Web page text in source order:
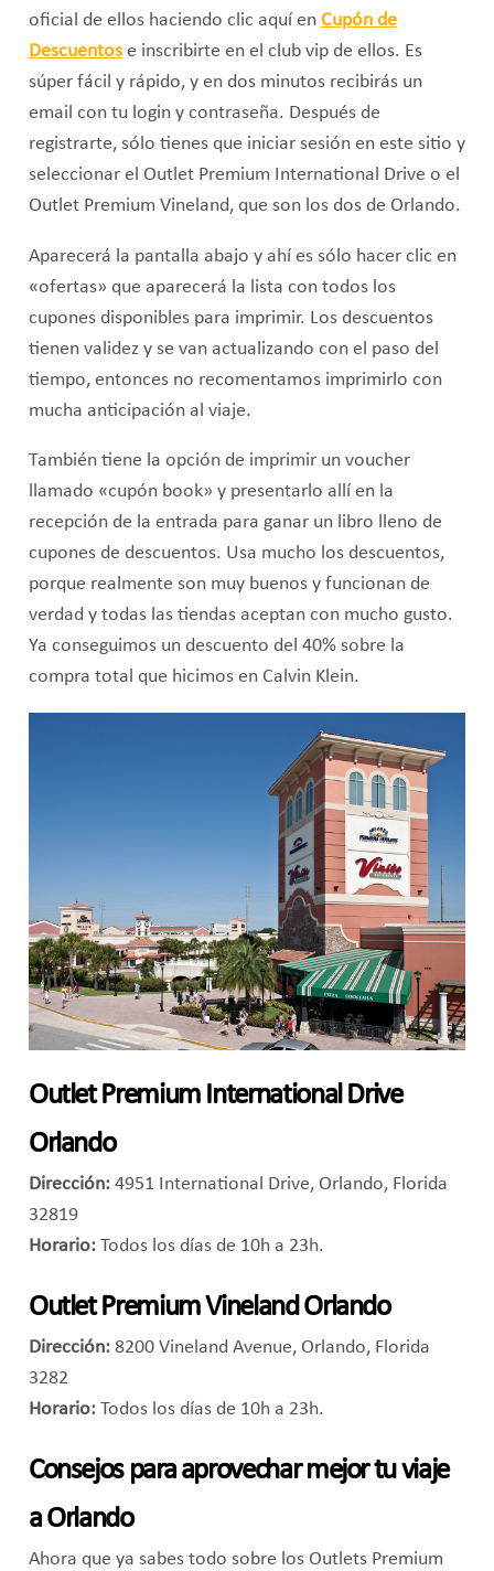
oficial de ellos haciendo clic aquí en Cupón de
Descuentose inscribirte en el club vip de ellos. Es
súper fácil y rápido, y en dos minutos recibirás un
email con tu login y contraseña. Después de
registrarte, sólo tienes que iniciar sesión en este sitio y
seleccionar el Outlet Premium International Drive o el
Outlet Premium Vineland, que son los dos de Orlando.
Aparecerá la pantalla abajo y ahí es sólo hacer clic en
«ofertas» que aparecerá la lista con todos los
cupones disponibles para imprimir. Los descuentos
tienen validez y se van actualizando con el paso del
tiempo, entonces no recomentamos imprimirlo con
mucha anticipación al viaje.
También tiene la opción de imprimir un voucher
llamado «cupón book» y presentarlo allí en la
recepción de la entrada para ganar un libro lleno de
cupones de descuentos. Usa mucho los descuentos,
porque realmente son muy buenos y funcionan de
verdad y todas las tiendas aceptan con mucho gusto.
Ya conseguimos un descuento del 40% sobre la
compra total que hicimos en Calvin Klein.
Outlet Premium International Drive
Orlando
Dirección:4951 International Drive, Orlando, Florida
32819
Horario:Todos los días de 10h a 23h.
Outlet Premium Vineland Orlando
Dirección:8200 Vineland Avenue, Orlando, Florida
3282
Horario:Todos los días de 10h a 23h.
Consejos para aprovechar mejor tu viaje
a Orlando
Ahora que ya sabes todo sobre los Outlets Premium